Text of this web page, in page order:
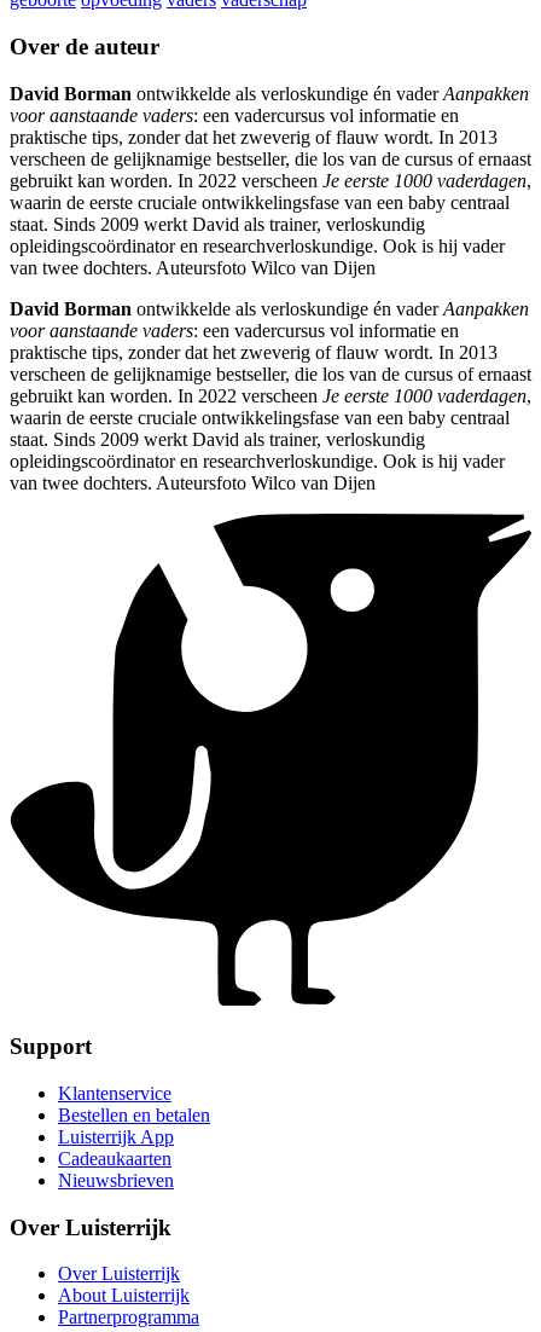
Over de auteur
David Borman ontwikkelde als verloskundige én vaderAanpakken
voor aanstaande vaders: een vadercursus vol informatie en
praktische tips, zonder dat het zweverig of flauw wordt. In 2013
verscheen de gelijknamige bestseller, die los van de cursus of ernaast
gebruikt kan worden. In 2022 verscheen Je eerste 1000 vaderdagen,
waarin de eerste cruciale ontwikkelingsfase van een baby centraal
staat. Sinds 2009 werkt David als trainer, verloskundig
opleidingscoördinator en researchverloskundige. Ook is hij vader
van twee dochters. Auteursfoto Wilco van Dijen
David Borman ontwikkelde als verloskundige én vaderAanpakken
voor aanstaande vaders: een vadercursus vol informatie en
praktische tips, zonder dat het zweverig of flauw wordt. In 2013
verscheen de gelijknamige bestseller, die los van de cursus of ernaast
gebruikt kan worden. In 2022 verscheen Je eerste 1000 vaderdagen,
waarin de eerste cruciale ontwikkelingsfase van een baby centraal
staat. Sinds 2009 werkt David als trainer, verloskundig
opleidingscoördinator en researchverloskundige. Ook is hij vader
van twee dochters. Auteursfoto Wilco van Dijen
Support
Klantenservice
Bestellen en betalen
Luisterrijk App
Cadeaukaarten
Nieuwsbrieven
Over Luisterrijk
Over Luisterrijk
About Luisterrijk
Partnerprogramma